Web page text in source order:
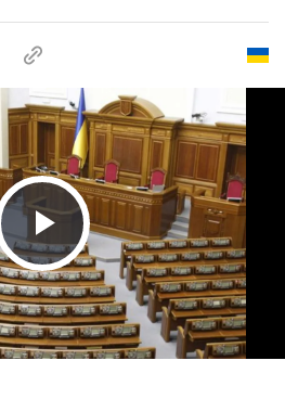
Play Video